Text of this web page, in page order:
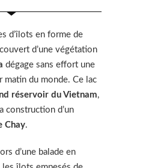
d’îlots en forme de
d’une végétation
dégage sans effort une
matin du monde. Ce lac
réservoir du Vietnam,
construction d’un
Chay.
d’une balade en